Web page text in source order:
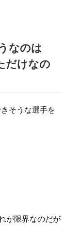
なのは
だけなの
そうな選手を
が限界なのだが